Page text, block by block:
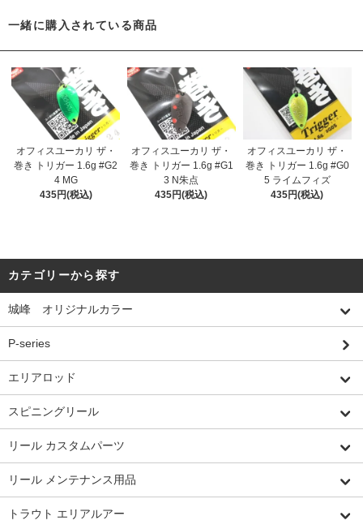
一緒に購入されている商品
オフィスユーカリ ザ・
巻き トリガー 1.6g #G2
4 MG
435円(税込)
オフィスユーカリ ザ・
巻き トリガー 1.6g #G1
3 N朱点
435円(税込)
オフィスユーカリ ザ・
巻き トリガー 1.6g #G0
5 ライムフィズ
435円(税込)
カテゴリーから探す
城峰 オリジナルカラー
P-series
エリアロッド
スピニングリール
リール カスタムパーツ
リール メンテナンス用品
トラウト エリアルアー